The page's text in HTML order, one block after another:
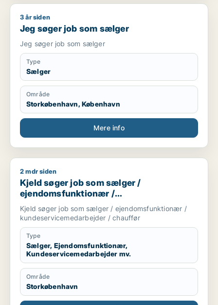
Jeg søger job som sælger
3 år siden
Jeg søger job som sælger
Jeg søger job som sælger
Type
Sælger
Område
Storkøbenhavn, København
Mere info
Kjeld søger job som sælger / ejendomsfunktionær /
2 mdr siden
Kjeld søger job som sælger /
ejendomsfunktionær /
kundeservicemedarbejder / chauffør
Kjeld søger job som sælger / ejendomsfunktionær /
kundeservicemedarbejder / chauffør
Type
Sælger, Ejendomsfunktionær,
Kundeservicemedarbejder mv.
Område
Storkøbenhavn